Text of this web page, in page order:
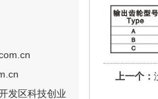
发区科技创业
上一个：